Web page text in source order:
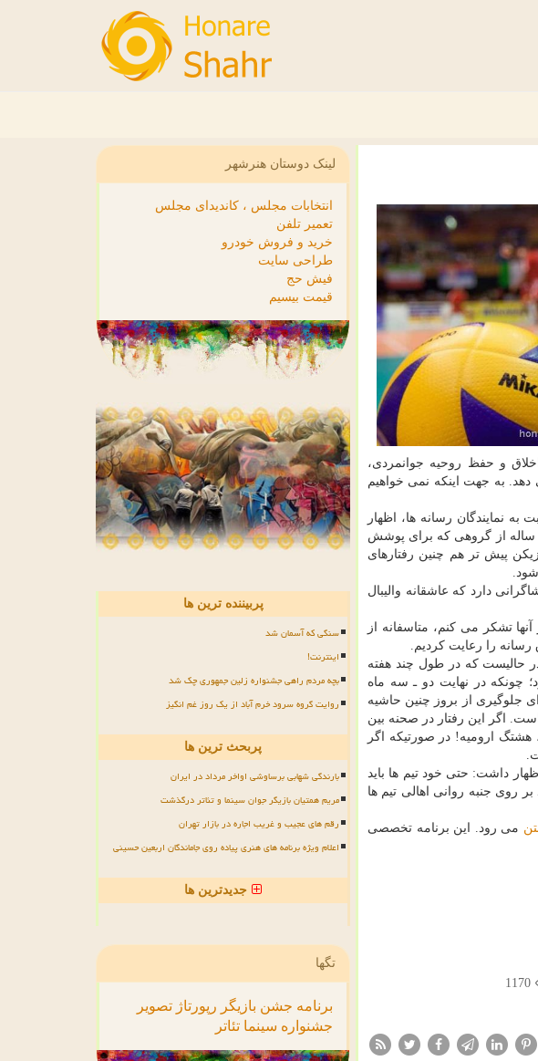
و حفظ روحیه جوانمردی،
دهد. به جهت اینکه نمی خواهیم
نمایندگان رسانه ها، اظهار
نمود: اتفاقی که افتاد بسیار شرم آور بود. یک جوان ۲۲ ساله تیم والیبال که آبروی یک شهر است، به یک فرد ۶۰ ساله از گروهی که برای پوشش
پیش تر هم چنین رفتارهای
شود.
دارد که عاشقانه والیبال
آنها تشکر می کنم، متاسفانه از
را رعایت کردیم.
حالیست که در طول چند هفته
چونکه در نهایت دو ـ سه ماه
جلوگیری از بروز چنین حاشیه
شد که به نظر رقم کمی است. اگر این رفتار در صحنه بین
ارومیه! در صورتیکه اگر
داشت: حتی خود تیم ها باید
روی جنبه روانی اهالی تیم ها
می رود. این برنامه تخصصی
1170
لینک دوستان هنرشهر
انتخابات مجلس ، کاندیدای مجلس
تعمیر تلفن
خرید و فروش خودرو
طراحی سایت
فیش حج
قیمت بیسیم
پربیننده ترین ها
سنگی که آسمان شد
اینترنت!
بچه مردم راهی جشنواره زلین جمهوری چک شد
روایت گروه سرود خرم آباد از یک روز غم انگیز
پربحث ترین ها
بارندگی شهابی برساوشی اواخر مرداد در ایران
مریم همتیان بازیگر جوان سینما و تئاتر درگذشت
رقم های عجیب و غریب اجاره در بازار تهران
اعلام ویژه برنامه های هنری پیاده روی جاماندگان اربعین حسینی
جدیدترین ها
تگها
برنامه جشن بازیگر رپورتاژ تصویر
جشنواره سینما تئاتر